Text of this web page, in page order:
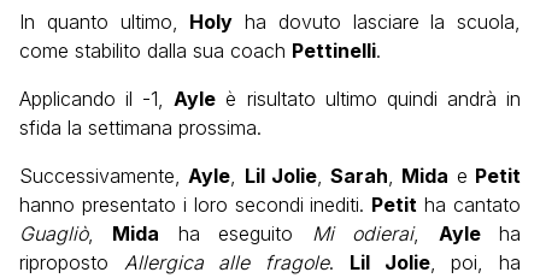
In quanto ultimo, Holy ha dovuto lasciare la scuola,
come stabilito dalla sua coach Pettinelli.
Applicando il -1,Ayle è risultato ultimo quindi andrà in
sfida la settimana prossima.
Successivamente,Ayle, Lil Jolie,Sarah, Mida e Petit
hanno presentato i loro secondi inediti. Petit ha cantato
Guagliò, Mida ha eseguito Mi odierai, Ayleha
riproposto Allergica alle fragole. Lil Jolie, poi, ha